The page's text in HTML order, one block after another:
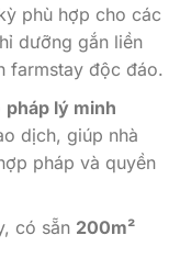
phù hợp cho các
dưỡng gắn liền
farmstay độc đáo.
pháp lý minh
dịch, giúp nhà
pháp và quyền
có sẵn 200m²